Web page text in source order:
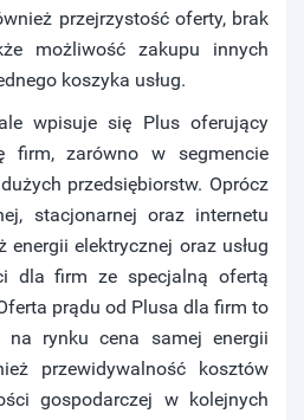
przejrzystość oferty, brak
możliwość zakupu innych
koszyka usług.
wpisuje się Plus oferujący
firm, zarówno w segmencie
przedsiębiorstw. Oprócz
stacjonarnej oraz internetu
energii elektrycznej oraz usług
dla firm ze specjalną ofertą
prądu od Plusa dla firm to
na rynku cena samej energii
przewidywalność kosztów
gospodarczej w kolejnych